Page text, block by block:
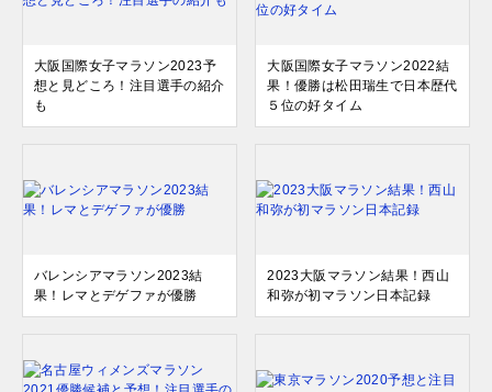
大阪国際女子マラソン2023予
想と見どころ！注目選手の紹介
も
大阪国際女子マラソン2022結
果！優勝は松田瑞生で日本歴代
５位の好タイム
バレンシアマラソン2023結
果！レマとデゲファが優勝
2023大阪マラソン結果！西山
和弥が初マラソン日本記録